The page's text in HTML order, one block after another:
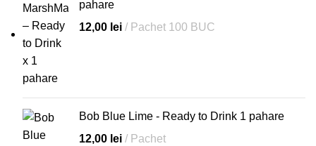
pahare
12,00 lei Pachet 100 BUC
Bob Blue Lime - Ready to Drink 1 pahare
12,00 lei Pachet